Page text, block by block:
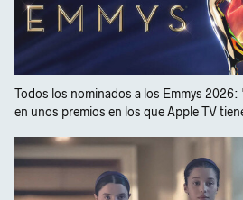
Todos los nominados a los Emmys
en unos premios en los que Apple TV